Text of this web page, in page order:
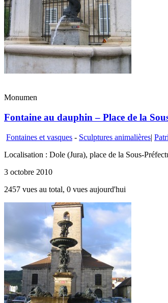
Monumen
Fontaine au dauphin – Place de la
Fontaines et vasques - Sculptures animalières|
Localisation : Dole (Jura), place de la Sous-
3 octobre 2010
2457 vues au total, 0 vues aujourd'hui